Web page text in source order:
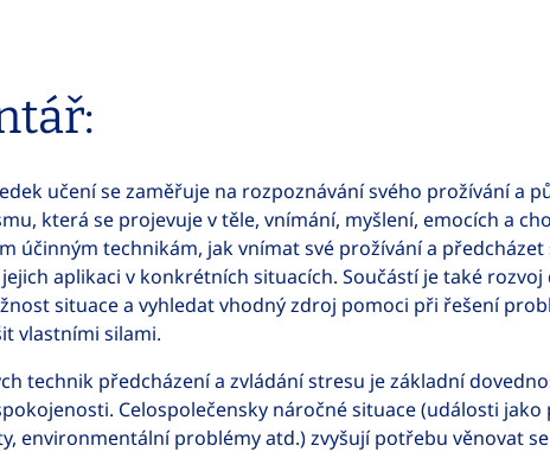
učení se zaměřuje na rozpoznávání svého prožívání a
která se projevuje v těle, vnímání, myšlení, emocích a
účinným technikám, jak vnímat své prožívání a
aplikaci v konkrétních situacích. Součástí je také
situace a vyhledat vhodný zdroj pomoci při řešení
vlastními silami.
technik předcházení a zvládání stresu je základní
Celospolečensky náročné situace (události jako
environmentální problémy atd.) zvyšují potřebu věnovat